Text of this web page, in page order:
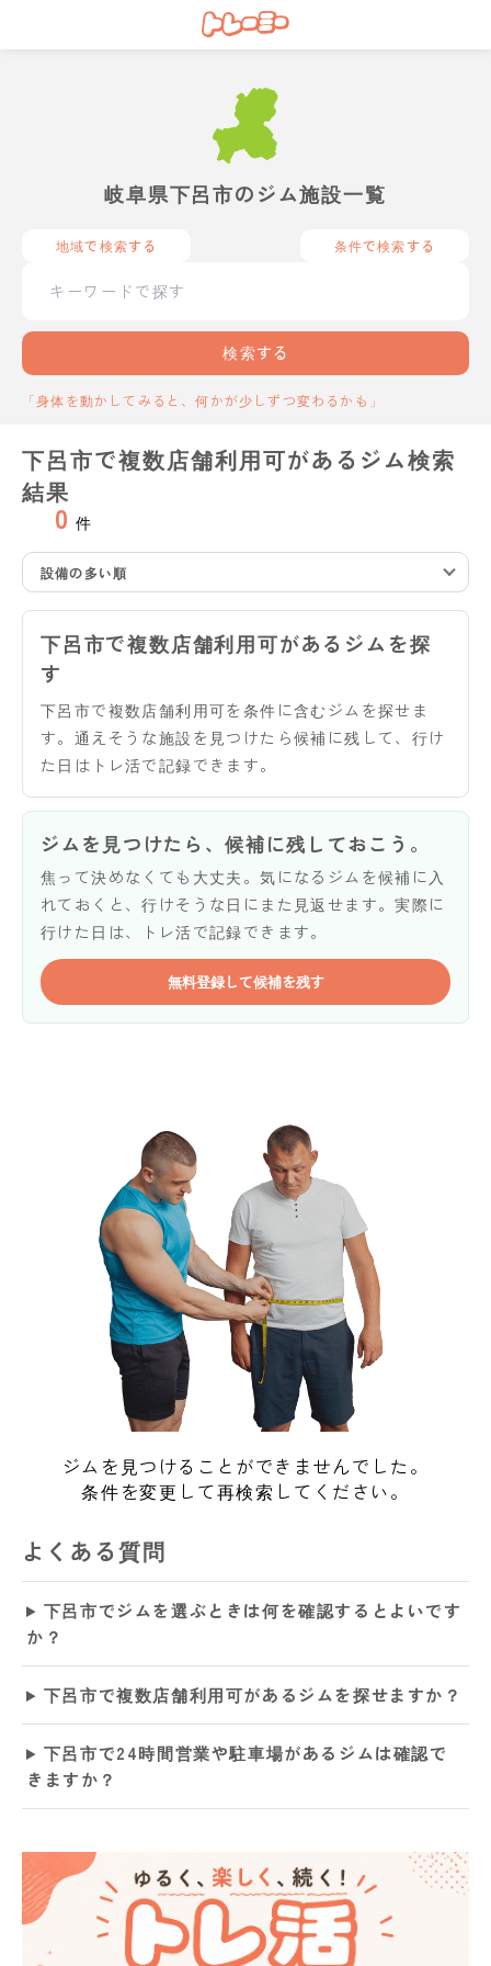
岐阜県下呂市のジム施設一覧
地域で検索する 条件で検索する
検索する
「身体を動かしてみると、何かが少しずつ変わるかも」
下呂市で複数店舗利用可があるジム検索
結果
0 件
設備の多い順
下呂市で複数店舗利用可があるジムを探
す
下呂市で複数店舗利用可を条件に含むジムを探せま
す。通えそうな施設を見つけたら候補に残して、行け
た日はトレ活で記録できます。
ジムを見つけたら、候補に残しておこう。
焦って決めなくても大丈夫。気になるジムを候補に入
れておくと、行けそうな日にまた見返せます。実際に
行けた日は、トレ活で記録できます。
無料登録して候補を残す
ジムを見つけることができませんでした。
条件を変更して再検索してください。
よくある質問
下呂市でジムを選ぶときは何を確認するとよいです
か？
下呂市で複数店舗利用可があるジムを探せますか？
下呂市で24時間営業や駐車場があるジムは確認で
きますか？